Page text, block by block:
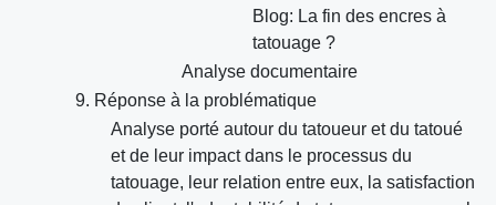
Blog: La fin des encres à
tatouage ?
Analyse documentaire
9. Réponse à la problématique
Analyse porté autour du tatoueur et du tatoué
et de leur impact dans le processus du
tatouage, leur relation entre eux, la satisfaction